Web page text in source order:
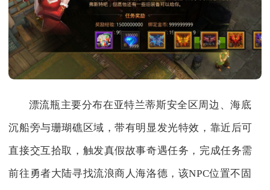
漂流瓶主要分布在亚特兰蒂斯安全区周边、海底
沉船旁与珊瑚礁区域，带有明显发光特效，靠近后可
直接交互拾取，触发真假故事奇遇任务，完成任务需
前往勇者大陆寻找流浪商人海洛德，该NPC位置不固